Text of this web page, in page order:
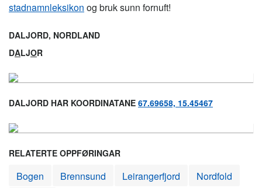
stadnamnleksikon og bruk sunn fornuft!
DALJORD, NORDLAND
DALJOR
DALJORD HAR KOORDINATANE 67.69658, 15.45467
RELATERTE OPPFØRINGAR
Bogen Brennsund Leirangerfjord Nordfold